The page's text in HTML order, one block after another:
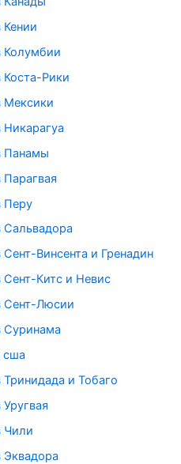
Кении
Колумбии
Коста-Рики
Мексики
Панамы
Перу
Сальвадора
Винсента и Гренадин
Сент-Китс и Невис
Сент-Люсии
Суринама
сша
и Тобаго
Чили
Эквадора